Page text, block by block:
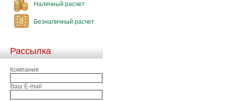
Наличный расчет
Безналичный расчет
Рассылка
Компания
Ваш E-mail